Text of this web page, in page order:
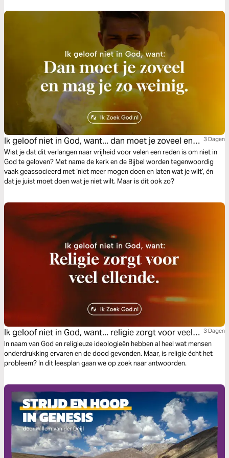
Ik geloof niet in God, want... dan moet je zoveel en
mag je zo weinig
3 Dagen
Wist je dat dit verlangen naar vrijheid voor velen een reden is om niet in
God te geloven? Met name de kerk en de Bijbel worden tegenwoordig
vaak geassocieerd met ‘niet meer mogen doen en laten wat je wilt’, én
dat je juist moet doen wat je niet wilt. Maar is dit ook zo?
Ik geloof niet in God, want... religie zorgt voor veel
ellende
3 Dagen
In naam van God en religieuze ideologieën hebben al heel wat mensen
onderdrukking ervaren en de dood gevonden. Maar, is religie écht het
probleem? In dit leesplan gaan we op zoek naar antwoorden.